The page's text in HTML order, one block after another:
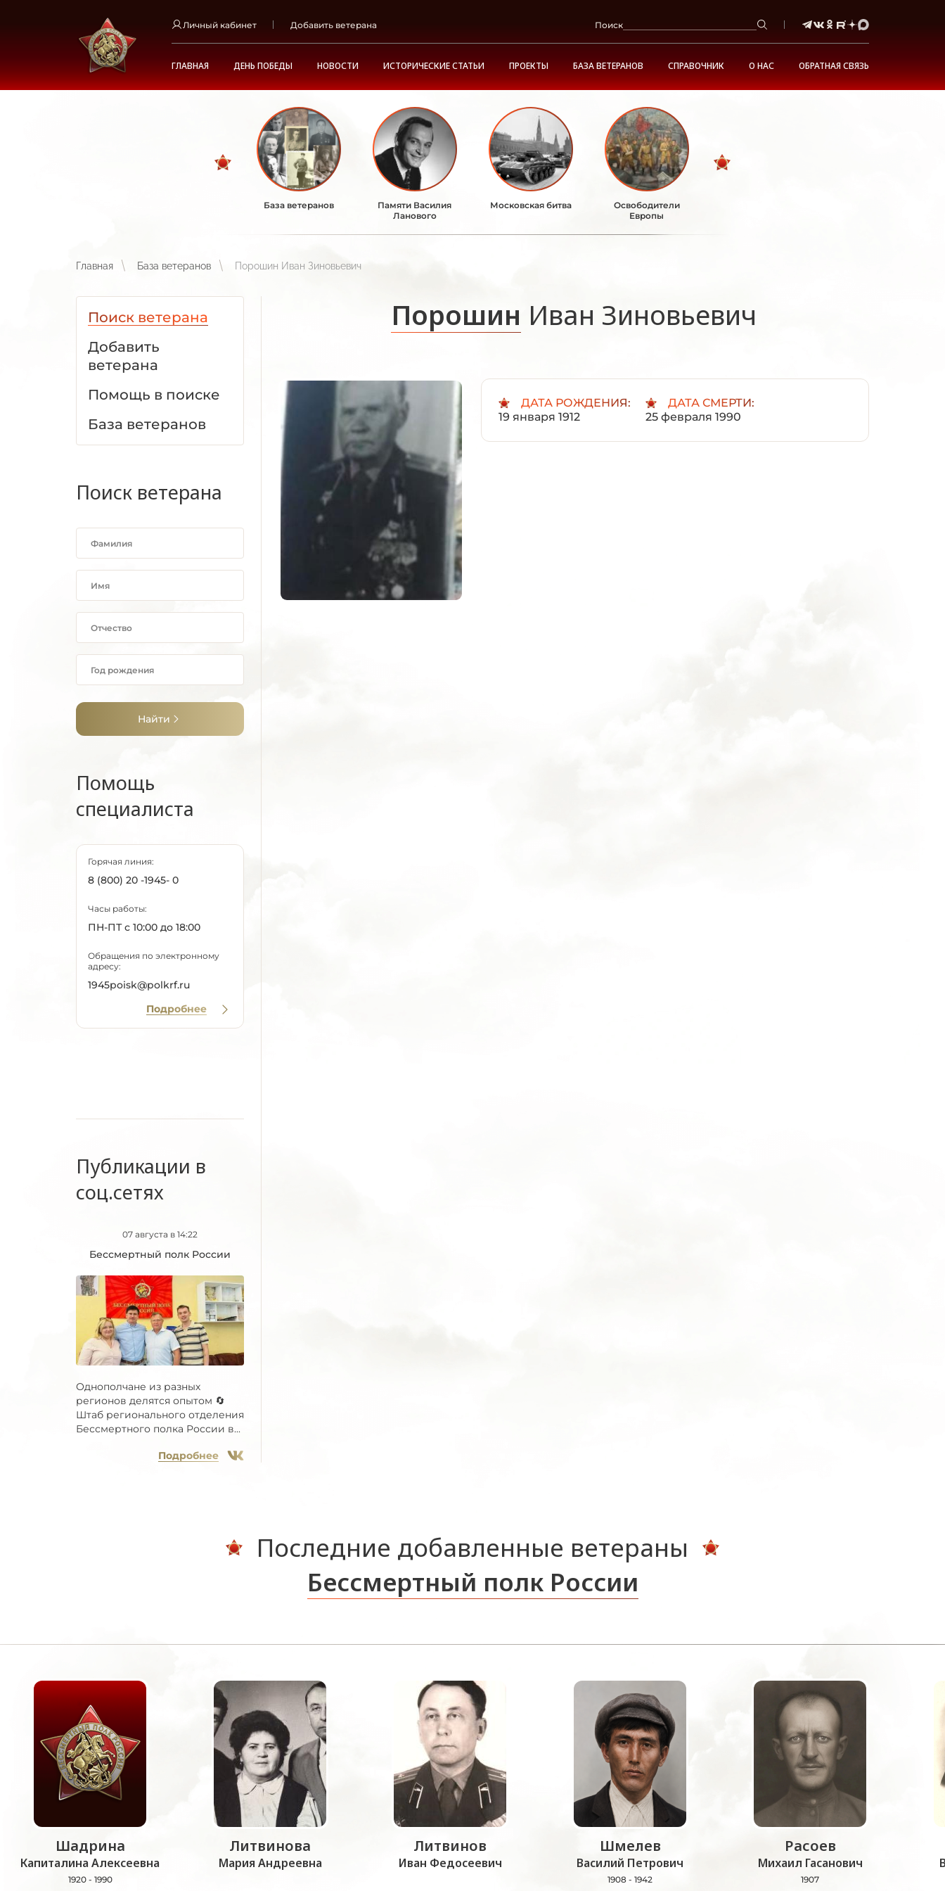
Личный кабинет Добавить ветерана Поиск
ГЛАВНАЯ ДЕНЬ ПОБЕДЫ НОВОСТИ ИСТОРИЧЕСКИЕ СТАТЬИ ПРОЕКТЫ БАЗА ВЕТЕРАНОВ СПРАВОЧНИК О НАС ОБРАТНАЯ СВЯЗЬ
База ветеранов
Памяти Василия
Ланового
Московская битва
Освободители
Европы
Главная База ветеранов Порошин Иван Зиновьевич
Поиск ветерана
Добавить
ветерана
Помощь в поиске
База ветеранов
Поиск ветерана
Найти
Помощь
специалиста
Горячая линия:
8 (800) 20 -1945- 0
Часы работы:
ПН-ПТ с 10:00 до 18:00
Обращения по электронному
адресу:
1945poisk@polkrf.ru
Подробнее
Публикации в
соц.сетях
07 августа в 14:22
Бессмертный полк России
Однополчане из разных
регионов делятся опытом 🔄
Штаб регионального отделения
Бессмертного полка России в...
Подробнее
Порошин Иван Зиновьевич
ДАТА РОЖДЕНИЯ:
19 января 1912
ДАТА СМЕРТИ:
25 февраля 1990
Последние добавленные ветераны
Бессмертный полк России
Шадрина
Капиталина Алексеевна
1920 - 1990
Литвинова
Мария Андреевна
Литвинов
Иван Федосеевич
Шмелев
Василий Петрович
1908 - 1942
Расоев
Михаил Гасанович
1907